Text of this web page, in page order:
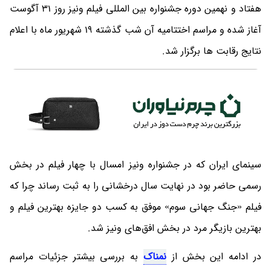
هفتاد و نهمین دوره جشنواره بین المللی فیلم ونیز روز 31 آگوست
آغاز شده و مراسم اختتامیه آن شب گذشته 19 شهریور ماه با اعلام
نتایج رقابت ها برگزار شد.
سینمای ایران که در جشنواره ونیز امسال با چهار فیلم در بخش
رسمی حاضر بود در نهایت سال درخشانی را به ثبت رساند چرا که
فیلم «جنگ جهانی سوم» موفق به کسب دو جایزه بهترین فیلم و
بهترین بازیگر مرد در بخش افق‌های ونیز شد.
در ادامه این بخش از نمناک به بررسی بیشتر جزئیات مراسم